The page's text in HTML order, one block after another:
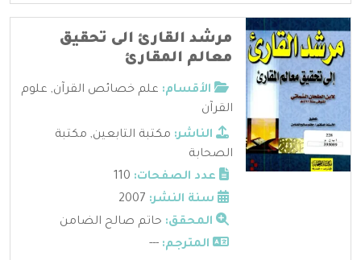
مرشد القارئ الى تحقيق
معالم المقارئ
الأقسام: علم خصائص القرآن, علوم
القرآن
الناشر: مكتبة التابعين, مكتبة
الصحابة
عدد الصفحات:
سنة النشر:
المحقق: حاتم صالح الضامن
المترجم: ---